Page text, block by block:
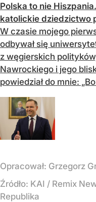
Polska to nie
katolickie dziedzictwo
W czasie mojego
odbywał się
z węgierskich
Nawrockiego i jego
powiedział do mnie:
Opracował: Grzegorz
Źródło: KAI / Remix
Republika